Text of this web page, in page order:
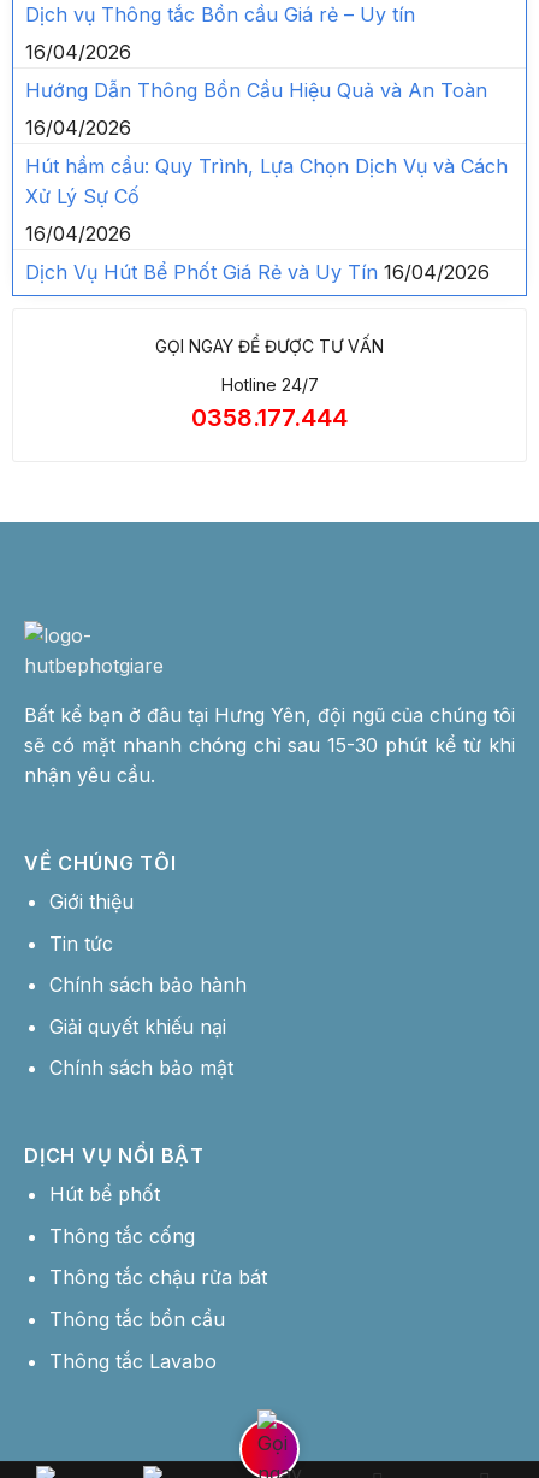
Dịch vụ Thông tắc Bồn cầu Giá rẻ – Uy tín
16/04/2026
Hướng Dẫn Thông Bồn Cầu Hiệu Quả và An Toàn
16/04/2026
Hút hầm cầu: Quy Trình, Lựa Chọn Dịch Vụ và Cách
Xử Lý Sự Cố
16/04/2026
Dịch Vụ Hút Bể Phốt Giá Rẻ và Uy Tín 16/04/2026
GỌI NGAY ĐỂ ĐƯỢC TƯ VẤN
Hotline 24/7
0358.177.444
Bất kể bạn ở đâu tại Hưng Yên, đội ngũ của chúng tôi
sẽ có mặt nhanh chóng chỉ sau 15-30 phút kể từ khi
nhận yêu cầu.
VỀ CHÚNG TÔI
Giới thiệu
Tin tức
Chính sách bảo hành
Giải quyết khiếu nại
Chính sách bảo mật
DỊCH VỤ NỔI BẬT
Hút bể phốt
Thông tắc cống
Thông tắc chậu rửa bát
Thông tắc bồn cầu
Thông tắc Lavabo